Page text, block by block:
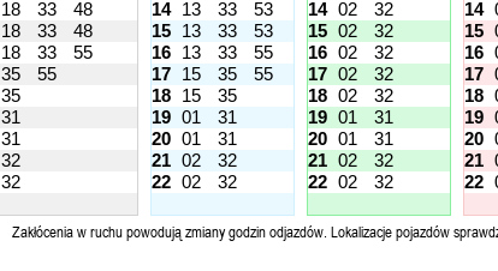
18 33 48 14 13 33 53 14 02 32 14
18 33 48 15 13 33 53 15 02 32 15
18 33 55 16 13 33 55 16 02 32 16
35 55 17 15 35 55 17 02 32 17
35 18 15 35 18 02 32 18
31 19 01 31 19 01 31 19
31 20 01 31 20 01 31 20
32 21 02 32 21 02 32 21
32 22 02 32 22 02 32 22
Zakłócenia w ruchu powodują zmiany godzin odjazdów. Lokalizacje pojazdów